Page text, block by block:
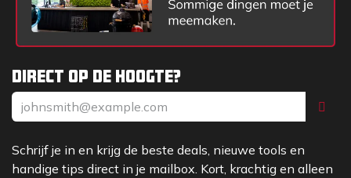
Direct op de hoogte?
Schrijf je in en krijg de beste deals, nieuwe tools en
handige tips direct in je mailbox. Kort, krachtig en alleen